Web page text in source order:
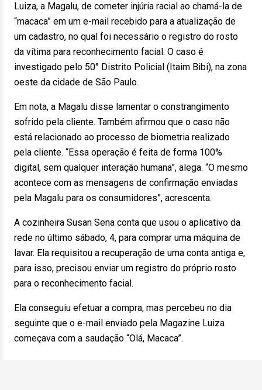
Luiza, a Magalu, de cometer injúria racial ao chamá-la de
“macaca” em um e-mail recebido para a atualização de
um cadastro, no qual foi necessário o registro do rosto
da vítima para reconhecimento facial. O caso é
investigado pelo 50° Distrito Policial (Itaim Bibi), na zona
oeste da cidade de São Paulo.
Em nota, a Magalu disse lamentar o constrangimento
sofrido pela cliente. Também afirmou que o caso não
está relacionado ao processo de biometria realizado
pela cliente. “Essa operação é feita de forma 100%
digital, sem qualquer interação humana”, alega. “O mesmo
acontece com as mensagens de confirmação enviadas
pela Magalu para os consumidores”, acrescenta.
A cozinheira Susan Sena conta que usou o aplicativo da
rede no último sábado, 4, para comprar uma máquina de
lavar. Ela requisitou a recuperação de uma conta antiga e,
para isso, precisou enviar um registro do próprio rosto
para o reconhecimento facial.
Ela conseguiu efetuar a compra, mas percebeu no dia
seguinte que o e-mail enviado pela Magazine Luiza
começava com a saudação “Olá, Macaca”.